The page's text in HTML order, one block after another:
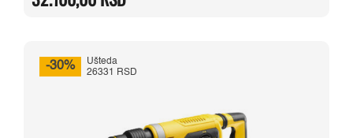
37.760,00 RSD.
-30%
Ušteda
26331 RSD